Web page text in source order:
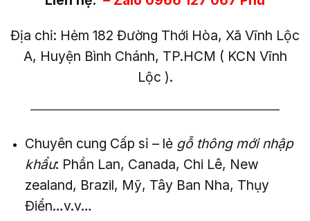
Địa chỉ: Hẻm 182 Đường Thới Hòa, Xã Vĩnh Lộc
A, Huyện Bình Chánh, TP.HCM ( KCN Vĩnh
Lộc ).
——————————————————————–
Chuyên cung Cấp sỉ – lẻ gỗ thông mới nhập
khẩu: Phần Lan, Canada, Chi Lê, New
zealand, Brazil, Mỹ, Tây Ban Nha, Thụy
Điển…v.v…